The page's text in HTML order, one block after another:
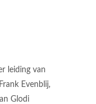
leiding van
Evenblij,
Glodi